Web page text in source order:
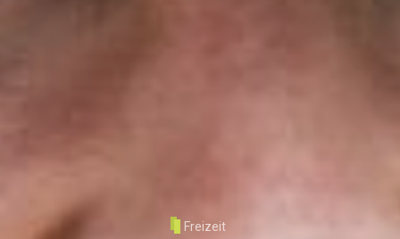
Freizeit